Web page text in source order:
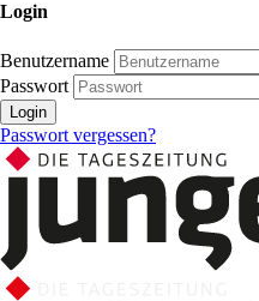
Login
Benutzername
Passwort
Login
Passwort vergessen?